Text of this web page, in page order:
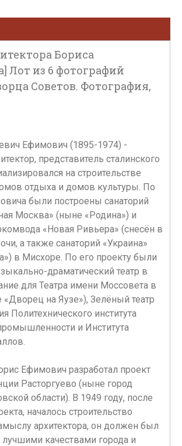
Бориса
Лот из 6 фотографий
Советов. Фотография,
Ефимович (1895-1974) -
представитель сталинского
на строительстве
отдыха и домов культуры. По
были построены санаторий
Москва» (ныне «Родина») и
«Новая Ривьера» (снесён в
а также санаторий «Украина»
в Мисхоре. По его проекту были
драматический театр в
для Театра имени Моссовета в
на Яузе»), Зелёный театр
Политехнического института
и Института
Ефимович разработал проект
Расторгуево (ныне город
области). В 1949 году, после
началось строительство
архитектора, он должен был
качествами города и